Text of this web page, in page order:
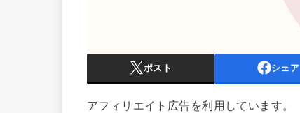
ポスト シェア
アフィリエイト広告を利用しています。